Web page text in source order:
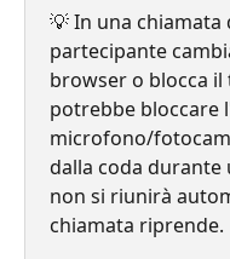
💡 In una
partecipante
browser o blocca
potrebbe bloccare
microfono/
dalla coda durante
non si riunirà
chiamata riprende.